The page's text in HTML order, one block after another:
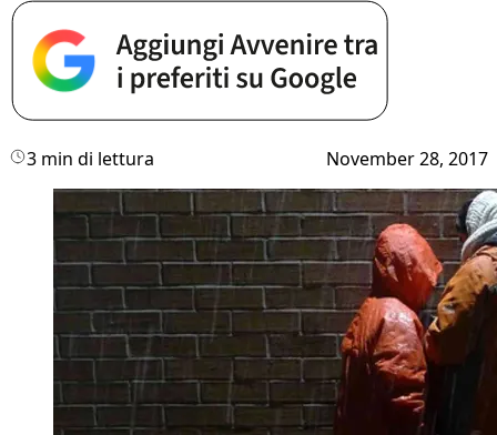
3 min di lettura November 28, 2017